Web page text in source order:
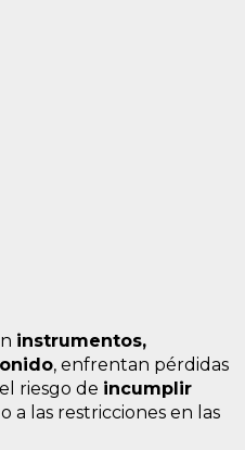
instrumentos,
, enfrentan pérdidas
riesgo de incumplir
a las restricciones en las